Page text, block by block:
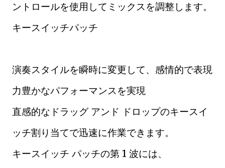
ントロールを使用してミックスを調整します。
キースイッチパッチ
演奏スタイルを瞬時に変更して、感情的で表現
力豊かなパフォーマンスを実現
直感的なドラッグ アンド ドロップのキースイ
ッチ割り当てで迅速に作業できます。
キースイッチ パッチの第 1 波には、